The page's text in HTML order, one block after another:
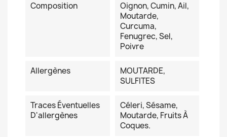
Composition
Oignon, Cumin, Ail,
Moutarde,
Curcuma,
Fenugrec, Sel,
Poivre
Allergènes
MOUTARDE,
SULFITES
Traces Éventuelles
D'allergènes
Céleri, Sésame,
Moutarde, Fruits À
Coques.